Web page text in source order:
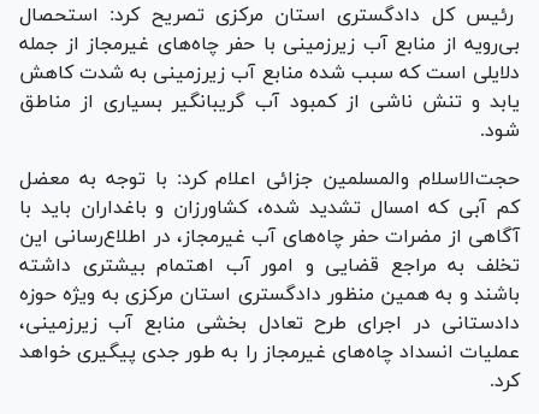
رئیس کل دادگستری استان مرکزی تصریح کرد: استحصال
بی‌رویه از منابع آب زیرزمینی با حفر چاه‌های غیرمجاز از جمله
دلایلی است که سبب شده منابع آب زیرزمینی به شدت کاهش
یابد و تنش ناشی از کمبود آب گریبانگیر بسیاری از مناطق
شود.
حجت‌الاسلام والمسلمین جزائی اعلام کرد: با توجه به معضل
کم آبی که امسال تشدید شده، کشاورزان و باغداران باید با
آگاهی از مضرات حفر چاه‌های آب غیرمجاز، در اطلاع‌رسانی این
تخلف به مراجع قضایی و امور آب اهتمام بیشتری داشته
باشند و به همین منظور دادگستری استان مرکزی به ویژه حوزه
دادستانی در اجرای طرح تعادل بخشی منابع آب زیرزمینی،
عملیات انسداد چاه‌های غیرمجاز را به طور جدی پیگیری خواهد
کرد.